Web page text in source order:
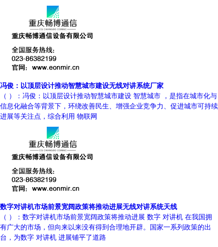
冯俊：以顶层设计推动智慧城市建设无线对讲系统厂家
（ ）：冯俊：以顶层设计推动智慧城市建设 智慧城市 ，是指在城市化与
信息化融合等背景下，环绕改善民生、增强企业竞争力、促进城市可持续
进展等关注点，综合利用 物联网
数字对讲机市场前景宽阔政策将推动进展无线对讲系统天线
（ ）：数字对讲机市场前景宽阔政策将推动进展 数字 对讲机 在我国拥
有广大的市场，但向来以来没有得到合理地开辟。国家一系列政策的出
台，为数字 对讲机 进展铺平了道路